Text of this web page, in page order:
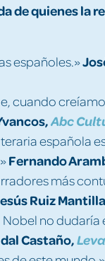
de quienes la
españoles.»
cuando
Abc
española
Fernando
más
Ruiz
no dudaría
Castaño,